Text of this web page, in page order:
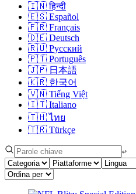
🇮🇳 हिन्दी
🇪🇸 Español
🇫🇷 Français
🇩🇪 Deutsch
🇷🇺 Русский
🇵🇹 Português
🇯🇵 日本語
🇰🇷 한국어
🇻🇳 Tiếng Việt
🇮🇹 Italiano
🇹🇭 ไทย
🇹🇷 Türkçe
↩︎